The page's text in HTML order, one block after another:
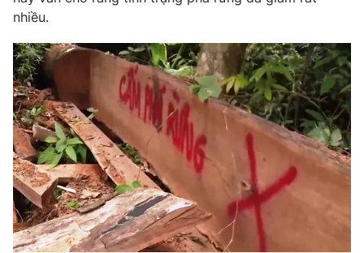
Theo dõi báo trên
Cơ quan chủ quản:
Đài Truyền hình Việt Nam
Cơ quan báo chí:
Thời báo VTV
Giấy phép hoạt động báo in và báo điện tử số 483/GP-BTTTT
cấp ngày 29/12/2023
Tổng Biên tập:Vũ Thanh Thủy
Phó Tổng Biên tập:Nguyễn Thị Mỹ Hạnh, Phạm Quốc Thắng,
Nguyễn Trọng Ninh
Tổng đài VTV:024.38 355 931 - 024.38 355 932
nhiều.